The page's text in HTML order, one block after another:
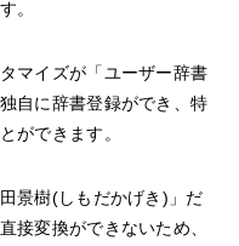
。
マイズが「ユーザー辞書
自に辞書登録ができ、特
ができます。
景樹(しもだかげき)」だ
接変換ができないため、